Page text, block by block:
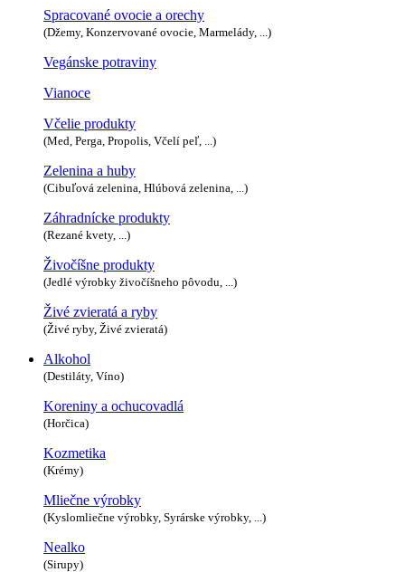
Spracované ovocie a orechy
(Džemy, Konzervované ovocie, Marmelády, ...)
Vegánske potraviny
Vianoce
Včelie produkty
(Med, Perga, Propolis, Včelí peľ, ...)
Zelenina a huby
(Cibuľová zelenina, Hlúbová zelenina, ...)
Záhradnícke produkty
(Rezané kvety, ...)
Živočíšne produkty
(Jedlé výrobky živočíšneho pôvodu, ...)
Živé zvieratá a ryby
(Živé ryby, Živé zvieratá)
Alkohol
(Destiláty, Víno)
Koreniny a ochucovadlá
(Horčica)
Kozmetika
(Krémy)
Mliečne výrobky
(Kyslomliečne výrobky, Syrárske výrobky, ...)
Nealko
(Sirupy)